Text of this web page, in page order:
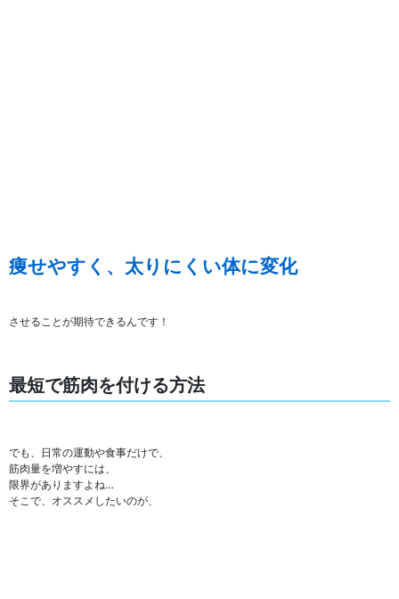
痩せやすく、太りにくい体に変化
させることが期待できるんです！
最短で筋肉を付ける方法
でも、日常の運動や食事だけで、
筋肉量を増やすには、
限界がありますよね…
そこで、オススメしたいのが、